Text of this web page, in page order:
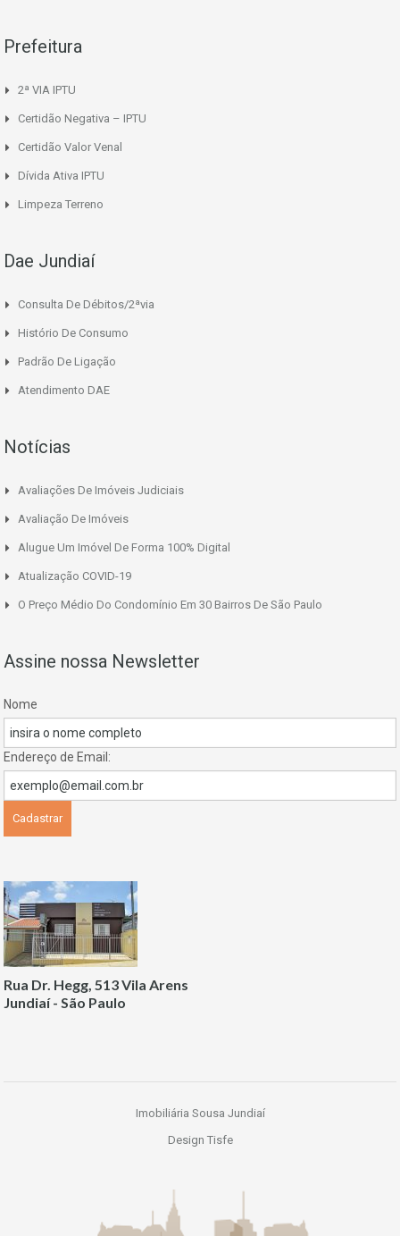
Prefeitura
2ª VIA IPTU
Certidão Negativa – IPTU
Certidão Valor Venal
Dívida Ativa IPTU
Limpeza Terreno
Dae Jundiaí
Consulta De Débitos/2ªvia
Histório De Consumo
Padrão De Ligação
Atendimento DAE
Notícias
Avaliações De Imóveis Judiciais
Avaliação De Imóveis
Alugue Um Imóvel De Forma 100% Digital
Atualização COVID-19
O Preço Médio Do Condomínio Em 30 Bairros De São Paulo
Assine nossa Newsletter
Nome
Endereço de Email:
Rua Dr. Hegg, 513 Vila Arens
Jundiaí - São Paulo
Imobiliária Sousa Jundiaí
Design Tisfe